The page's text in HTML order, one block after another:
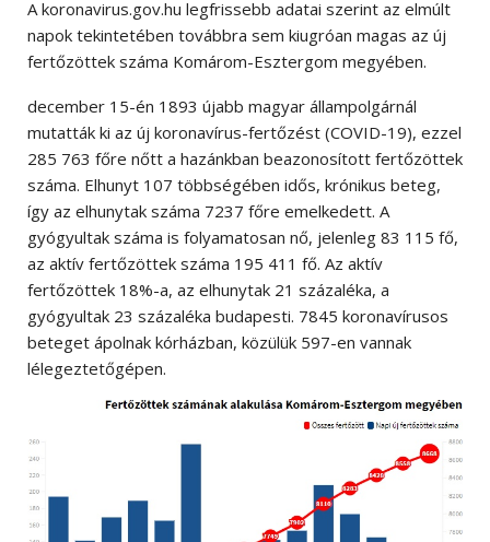
A koronavirus.gov.hu legfrissebb adatai szerint az elmúlt
napok tekintetében továbbra sem kiugróan magas az új
fertőzöttek száma Komárom-Esztergom megyében.
december 15-én 1893 újabb magyar állampolgárnál
mutatták ki az új koronavírus-fertőzést (COVID-19), ezzel
285 763 főre nőtt a hazánkban beazonosított fertőzöttek
száma. Elhunyt 107 többségében idős, krónikus beteg,
így az elhunytak száma 7237 főre emelkedett. A
gyógyultak száma is folyamatosan nő, jelenleg 83 115 fő,
az aktív fertőzöttek száma 195 411 fő. Az aktív
fertőzöttek 18%-a, az elhunytak 21 százaléka, a
gyógyultak 23 százaléka budapesti. 7845 koronavírusos
beteget ápolnak kórházban, közülük 597-en vannak
lélegeztetőgépen.